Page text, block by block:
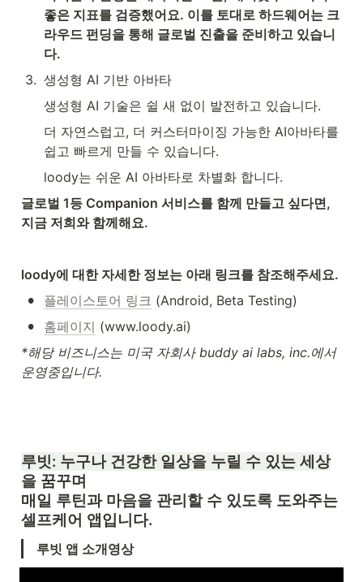
좋은 지표를 검증했어요. 이를 토대로 하드웨어는 크
라우드 펀딩을 통해 글로벌 진출을 준비하고 있습니
다.
3. 생성형 AI 기반 아바타
생성형 AI 기술은 쉴 새 없이 발전하고 있습니다.
더 자연스럽고, 더 커스터마이징 가능한 AI아바타를
쉽고 빠르게 만들 수 있습니다.
loody는 쉬운 AI 아바타로 차별화 합니다.
글로벌 1등 Companion 서비스를 함께 만들고 싶다면,
지금 저희와 함께해요.
loody에 대한 자세한 정보는 아래 링크를 참조해주세요.
• 플레이스토어 링크 (Android, Beta Testing)
• 홈페이지 (www.loody.ai)
*해당 비즈니스는 미국 자회사 buddy ai labs, inc.에서
운영중입니다.
루빗: 누구나 건강한 일상을 누릴 수 있는 세상
을 꿈꾸며
매일 루틴과 마음을 관리할 수 있도록 도와주는
셀프케어 앱입니다.
루빗 앱 소개영상